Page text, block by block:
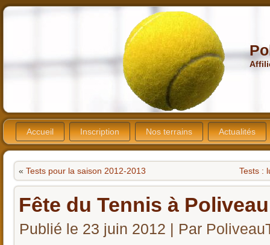
Accueil Inscription Nos terrains Actualités
« Tests pour la saison 2012-2013 Tests :
Fête du Tennis à Poliveau
Publié le 23 juin 2012 | Par